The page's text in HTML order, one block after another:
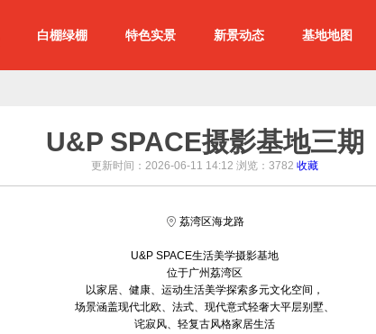
白棚绿棚 特色实景 新景动态 基地地图
U&P SPACE摄影基地三期
更新时间：2026-06-11 14:12 浏览： 3782 收藏
荔湾区海龙路
U&P SPACE生活美学摄影基地
位于广州荔湾区
以家居、健康、运动生活美学探索多元文化空间，
场景涵盖现代北欧、法式、现代意式轻奢大平层别墅、
诧寂风、轻复古风格家居生活